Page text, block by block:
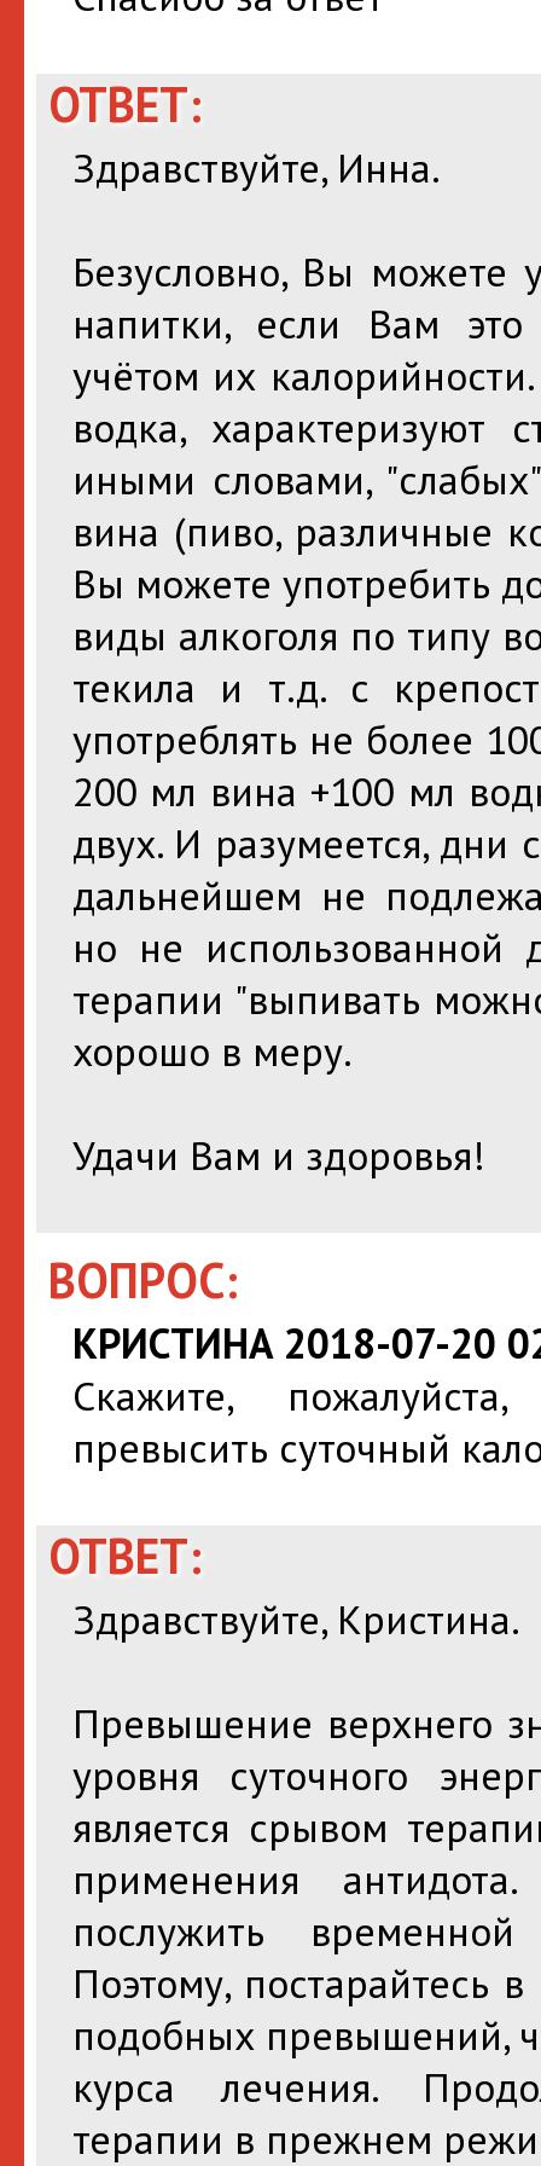
ОТВЕТ:
Здравствуйте, Инна.
Безусловно, Вы можете
напитки, если Вам
учётом их
водка, характеризуют
иными словами,
вина (пиво, различные
Вы можете употребить
виды алкоголя по типу
текила и т.д. с
употреблять не более
200 мл вина +100 мл
двух. И разумеется, дни
дальнейшем не
но не использованной
терапии "выпивать
хорошо в меру.
Удачи Вам и здоровья!
ВОПРОС:
КРИСТИНА 2018-07-20
Скажите,
превысить суточный
ОТВЕТ:
Здравствуйте, Кристина.
Превышение верхнего
уровня суточного
является срывом
применения
послужить
Поэтому, постарайтесь
подобных превышений,
курса лечения.
терапии в прежнем